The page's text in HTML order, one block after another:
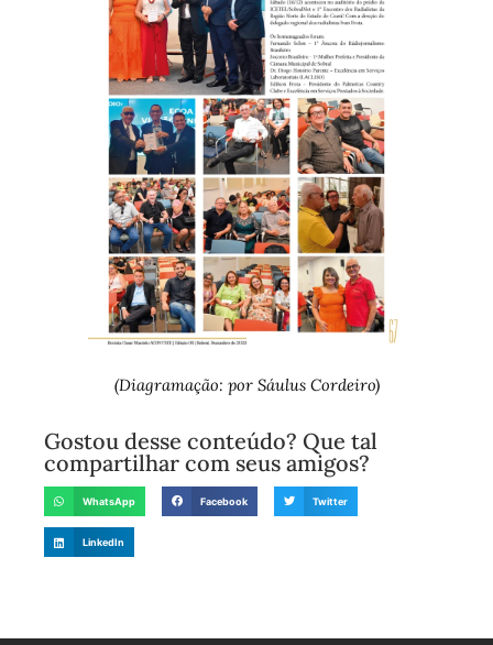
(Diagramação: por Sáulus Cordeiro)
Gostou desse conteúdo? Que tal
compartilhar com seus amigos?
WhatsApp Facebook Twitter
LinkedIn